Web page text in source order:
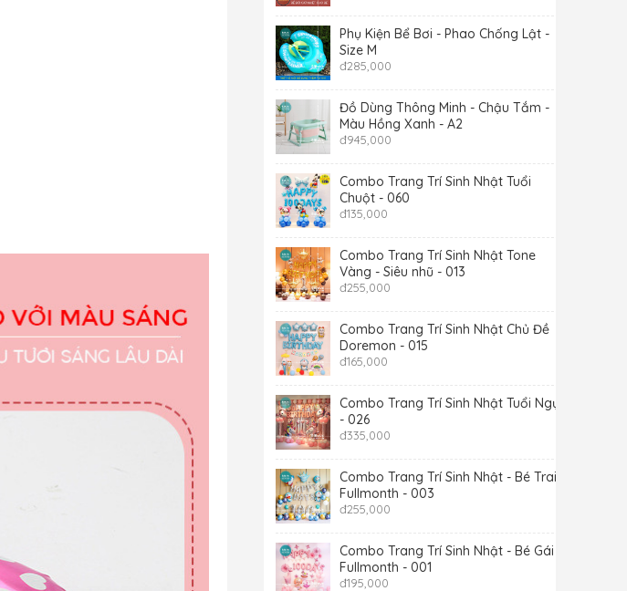
Phụ Kiện Bể Bơi - Phao Chống Lật -
Size M
đ285,000
Đồ Dùng Thông Minh - Chậu Tắm -
Màu Hồng Xanh - A2
đ945,000
Combo Trang Trí Sinh Nhật Tuổi
Chuột - 060
đ135,000
Combo Trang Trí Sinh Nhật Tone
Vàng - Siêu nhũ - 013
đ255,000
Combo Trang Trí Sinh Nhật Chủ Đề
Doremon - 015
đ165,000
Combo Trang Trí Sinh Nhật Tuổi Ngựa
- 026
đ335,000
Combo Trang Trí Sinh Nhật - Bé Trai -
Fullmonth - 003
đ255,000
Combo Trang Trí Sinh Nhật - Bé Gái -
Fullmonth - 001
đ195,000